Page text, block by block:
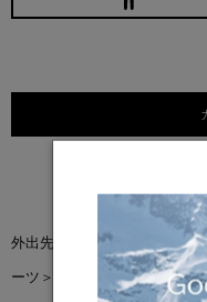
外出先でも優れた防風性を発
ーツ＞は、伸縮性のあるウエ